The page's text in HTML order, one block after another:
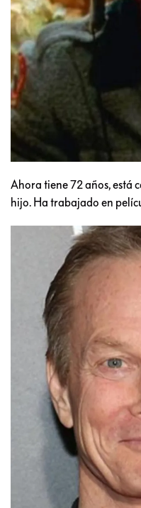
Ahora tiene 72 años, está
hijo. Ha trabajado en